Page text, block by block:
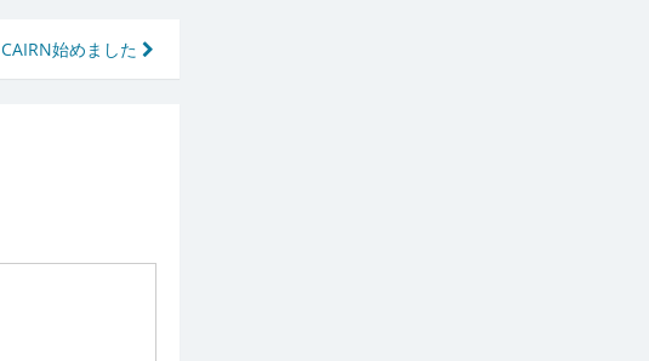
CAIRN始めました